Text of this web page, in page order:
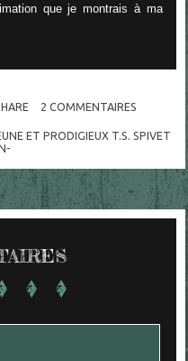
que je montrais à ma
2 COMMENTAIRES
ET PRODIGIEUX T.S. SPIVET